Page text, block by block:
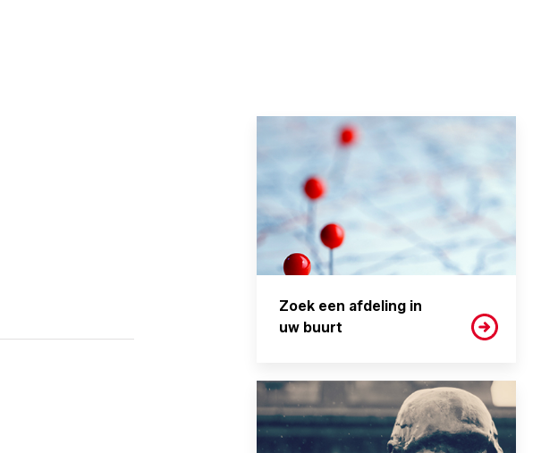
Zoek een afdeling in
uw buurt